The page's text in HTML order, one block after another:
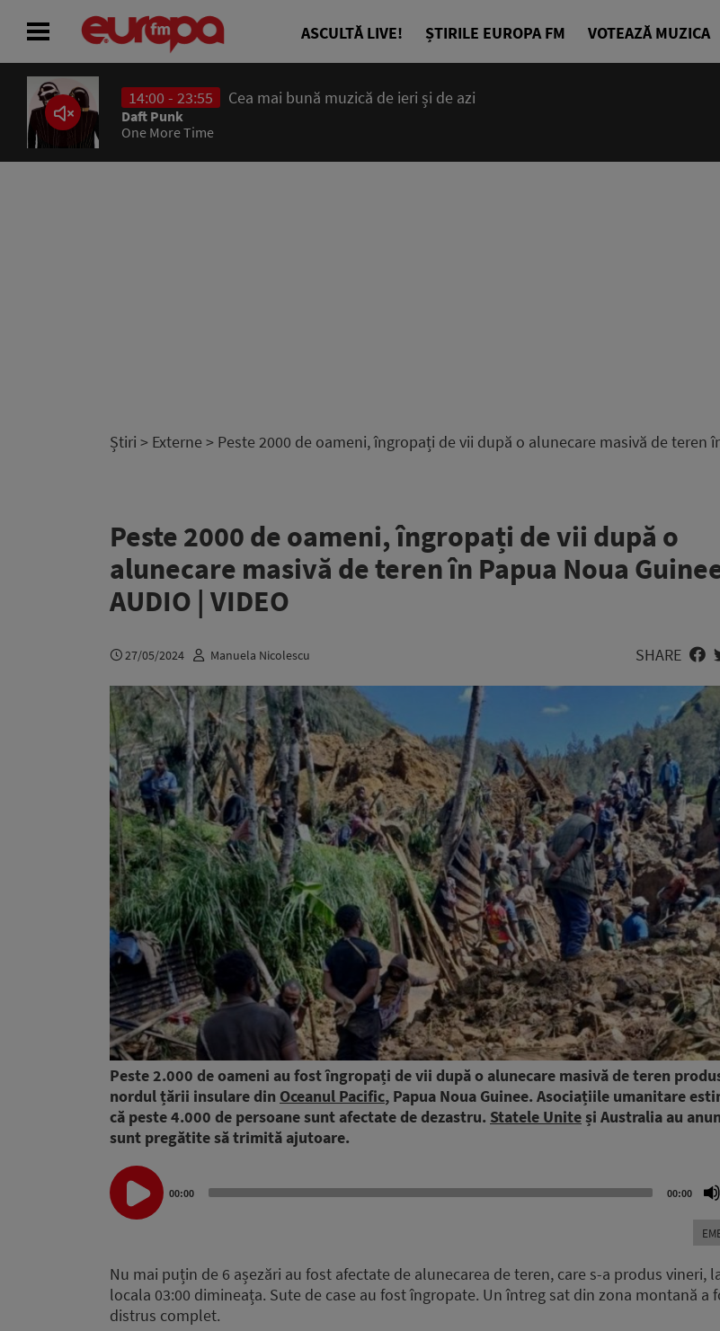
ASCULTĂ LIVE! ȘTIRILE EUROPA FM VOTEAZĂ MUZICA
14:00 - 23:55 Cea mai bună muzică de ieri și de azi
Daft Punk
One More Time
Știri > Externe > Peste 2000 de oameni, îngropați de vii după o alunecare masivă de teren
Peste 2000 de oameni, îngropați de vii după o
alunecare masivă de teren în Papua Noua
AUDIO | VIDEO
27/05/2024 Manuela Nicolescu SHARE
Peste 2.000 de oameni au fost îngropați de vii după o alunecare masivă de teren
nordul țării insulare din Oceanul Pacific, Papua Noua Guinee. Asociațiile umanitare
că peste 4.000 de persoane sunt afectate de dezastru. Statele Uniteși Australia au
sunt pregătite să trimită ajutoare.
Audio
Player
00:00 00:00
Nu mai puțin de 6 așezări au fost afectate de alunecarea de teren, care s-a produs vineri,
locala 03:00 dimineața. Sute de case au fost îngropate. Un întreg sat din zona montană a
distrus complet.
ACASĂ
ȘTIRI